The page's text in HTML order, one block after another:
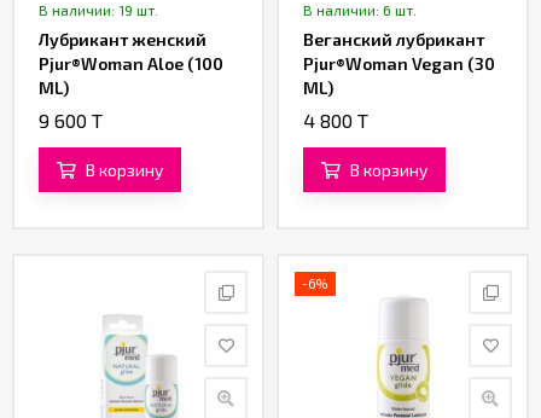
В наличии: 19 шт.
Лубрикант женский
Pjur®Woman Aloe (100
ML)
9 600 T
В корзину
В наличии: 6 шт.
Веганский лубрикант
Pjur®Woman Vegan (30
ML)
4 800 T
В корзину
-6%